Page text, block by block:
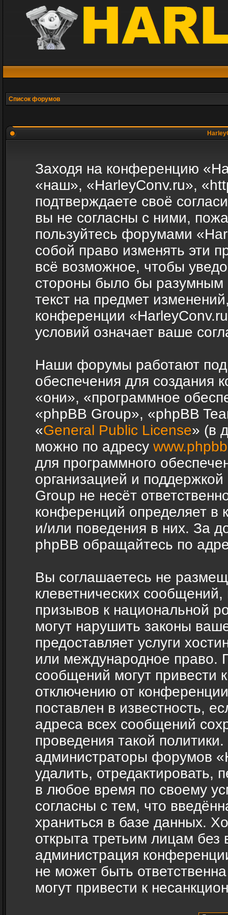
Список форумов
Заходя на конференцию
«наш», «HarleyConv.ru»,
подтверждаете своё
вы не согласны с ними,
пользуйтесь форумами
собой право изменять эти
всё возможное, чтобы
стороны было бы разумным
текст на предмет
конференции
условий означает ваше
Наши форумы работают под
обеспечения для создания
«они», «программное
«phpBB Group», «phpBB
«General Public License» (в
можно по адресу
для программного
организацией и
Group не несёт
конференций определяет в
и/или поведения в них. За
phpBB обращайтесь по
Вы соглашаетесь не
клеветнических
призывов к национальной
могут нарушить законы
предоставляет услуги
или международное право.
сообщений могут привести
отключению от
поставлен в известность,
адреса всех сообщений
проведения такой
администраторы форумов
удалить, отредактировать,
в любое время по своему
согласны с тем, что
храниться в базе данных.
открыта третьим лицам
администрация
не может быть
могут привести к